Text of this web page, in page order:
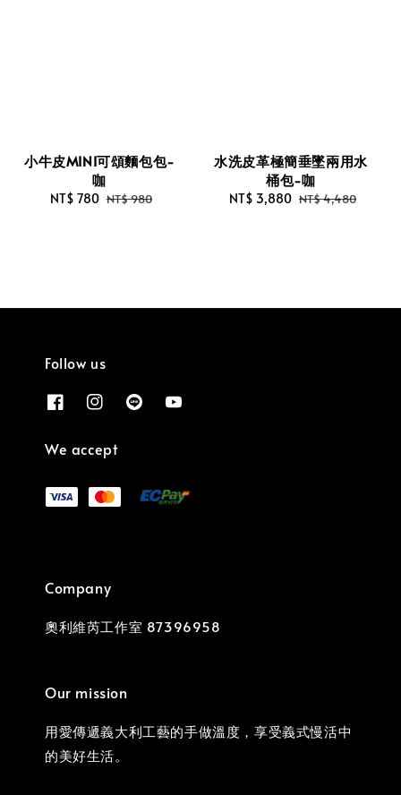
小牛皮MINI可頌麵包包-
咖
Sale
NT$ 780 Regular
NT$ 980
水洗皮革極簡垂墜兩用水
桶包-咖
Sale
NT$ 3,880 Regular
NT$ 4,480
Follow us
We accept
Company
奧利維芮工作室 87396958
Our mission
用愛傳遞義大利工藝的手做溫度，享受義式慢活中
的美好生活。